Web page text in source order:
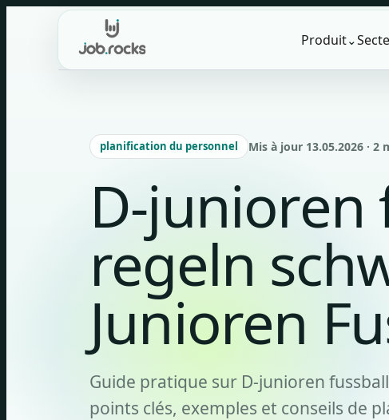
Produit⌄
planification du personnel Mis à jour 13.05.2026 · 2
D-junioren
regeln
Junioren
Guide pratique sur D-junioren
points clés, exemples et conseils de